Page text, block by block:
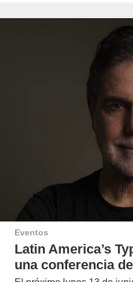
Eventos
Latin America’s
una conferencia